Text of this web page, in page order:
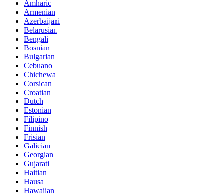
Amharic
Armenian
Azerbaijani
Belarusian
Bengali
Bosnian
Bulgarian
Cebuano
Chichewa
Corsican
Croatian
Dutch
Estonian
Filipino
Finnish
Frisian
Galician
Georgian
Gujarati
Haitian
Hausa
Hawaiian